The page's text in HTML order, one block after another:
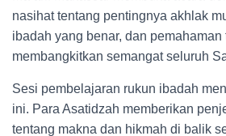
nasihat tentang pentingnya akhlak
ibadah yang benar, dan
membangkitkan semangat seluruh
Sesi pembelajaran rukun ibadah
ini. Para Asatidzah memberikan
tentang makna dan hikmah di balik